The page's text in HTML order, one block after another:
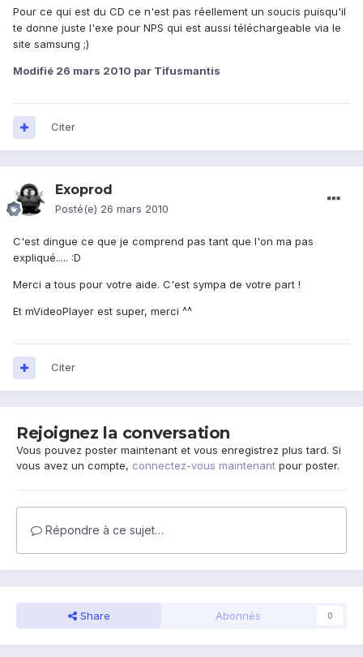
Pour ce qui est du CD ce n'est pas réellement un soucis puisqu'il
te donne juste l'exe pour NPS qui est aussi téléchargeable via le
site samsung ;)
Modifié 26 mars 2010 par Tifusmantis
Citer
Exoprod
Posté(e) 26 mars 2010
C'est dingue ce que je comprend pas tant que l'on ma pas
expliqué..... :D
Merci a tous pour votre aide. C'est sympa de votre part !
Et mVideoPlayer est super, merci ^^
Citer
Rejoignez la conversation
Vous pouvez poster maintenant et vous enregistrez plus tard. Si
vous avez un compte, connectez-vous maintenant pour poster.
Répondre à ce sujet…
Share Abonnés 0